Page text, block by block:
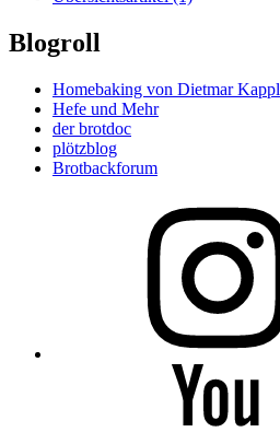
Blogroll
Homebaking von Dietmar Kappl
Hefe und Mehr
der brotdoc
plötzblog
Brotbackforum